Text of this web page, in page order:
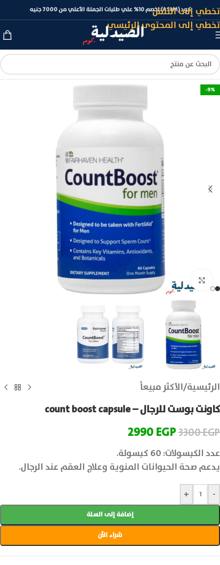
تخطي إلى التنقل
تخطي إلى المحتوى الرئيسي
كود (ASLM) لخصم 10% علي طلبات الجملة الأعلي من 7000 جنيه
-9%
انقر للتكبير
الرئيسية/الأكثر مبيعاً
كاونت بوست للرجال – count boost capsule
3300EGP
2990EGP
عدد الكبسولات: 60 كبسولة.
يدعم صحة الحيوانات المنوية وعلاج العقم عند الرجال.
-
+
إضافة إلى السلة
شراء الآن